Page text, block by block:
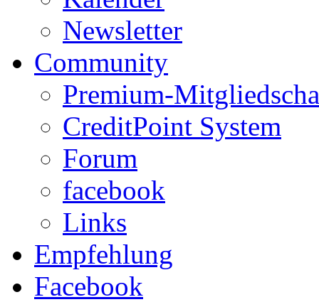
Newsletter
Community
Premium-
CreditPoint System
Forum
facebook
Links
Empfehlung
Facebook